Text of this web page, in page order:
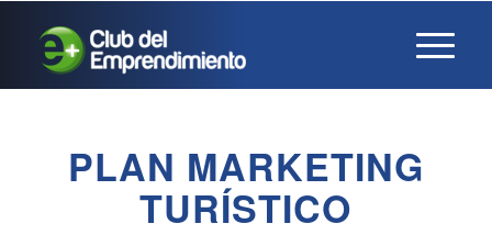
PLAN MARKETING
TURÍSTICO